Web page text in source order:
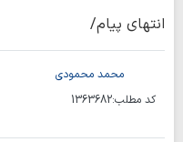
انتهای پیام/
محمد محمودی
کد مطلب:1363682